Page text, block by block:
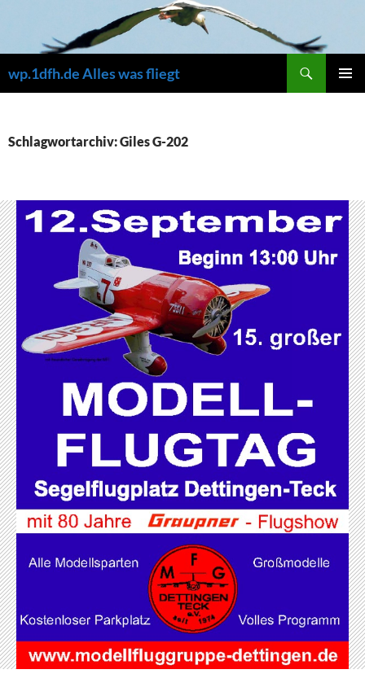
springen
wp.1dfh.de Alles was fliegt
Schlagwortarchiv: Giles G-202